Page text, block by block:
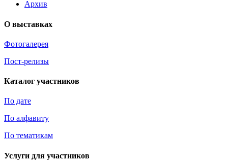
Архив
О выставках
Фотогалерея
Пост-релизы
Каталог участников
По дате
По алфавиту
По тематикам
Услуги для участников